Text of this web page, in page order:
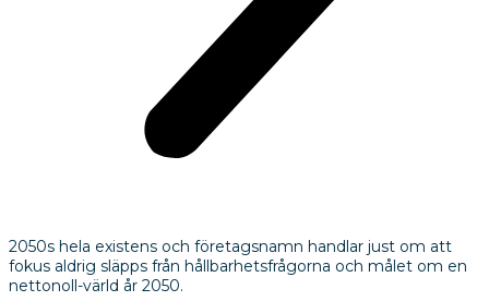
2050s hela existens och företagsnamn handlar just om att
fokus aldrig släpps från hållbarhetsfrågorna och målet om en
nettonoll-värld år 2050.